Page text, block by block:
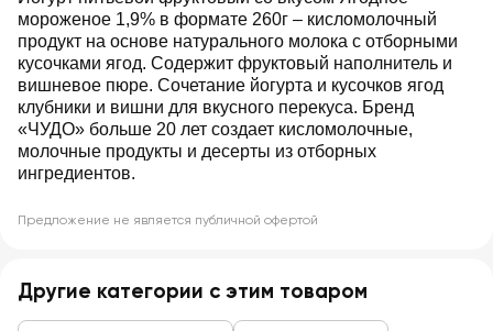
мороженое 1,9% в формате 260г – кисломолочный
продукт на основе натурального молока с отборными
кусочками ягод. Содержит фруктовый наполнитель и
вишневое пюре. Сочетание йогурта и кусочков ягод
клубники и вишни для вкусного перекуса. Бренд
«ЧУДО» больше 20 лет создает кисломолочные,
молочные продукты и десерты из отборных
ингредиентов.
Предложение не является публичной офертой
Другие категории с этим товаром